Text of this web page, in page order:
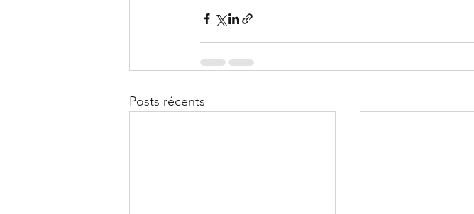
Posts récents